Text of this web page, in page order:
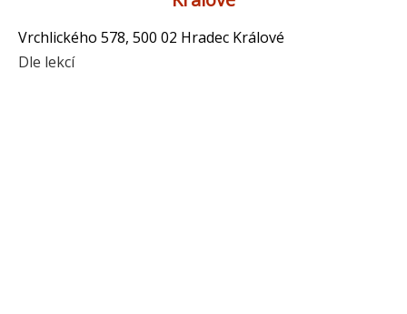
Vrchlického 578, 500 02 Hradec Králové
Dle lekcí